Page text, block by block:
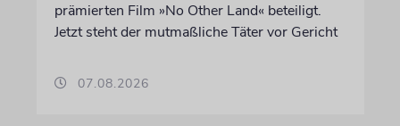
prämierten Film »No Other Land« beteiligt.
Jetzt steht der mutmaßliche Täter vor Gericht
07.08.2026